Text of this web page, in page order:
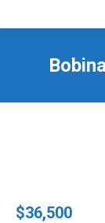
$36,500